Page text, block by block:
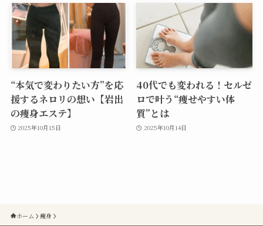
“本気で変わりたい方”を応
援するネロリの想い【岩出
の痩身エステ】
2025年10月15日
40代でも変われる！セルゼ
ロで叶う“痩せやすい体
質”とは
2025年10月14日
ホーム 痩身